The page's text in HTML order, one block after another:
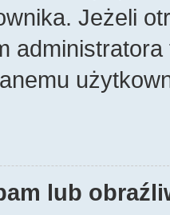
Jeżeli
lub